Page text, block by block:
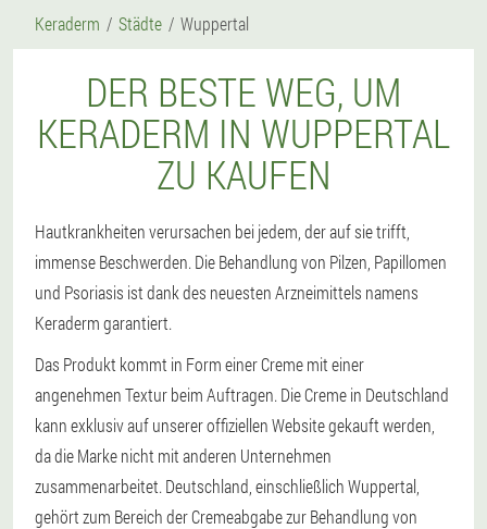
Keraderm Städte Wuppertal
DER BESTE WEG, UM
KERADERM IN WUPPERTAL
ZU KAUFEN
Hautkrankheiten verursachen bei jedem, der auf sie trifft,
immense Beschwerden. Die Behandlung von Pilzen, Papillomen
und Psoriasis ist dank des neuesten Arzneimittels namens
Keraderm garantiert.
Das Produkt kommt in Form einer Creme mit einer
angenehmen Textur beim Auftragen. Die Creme in Deutschland
kann exklusiv auf unserer offiziellen Website gekauft werden,
da die Marke nicht mit anderen Unternehmen
zusammenarbeitet. Deutschland, einschließlich Wuppertal,
gehört zum Bereich der Cremeabgabe zur Behandlung von